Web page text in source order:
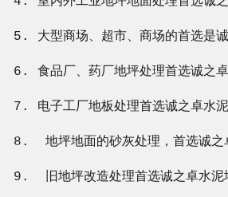
5. 大型商场、超市、商场的首选是
6. 食品厂、药厂地坪处理首选诚之卓
7. 电子工厂地板处理首选诚之卓水
8. 地坪地面的砂灰处理，首选诚之
9. 旧地坪改造处理首选诚之卓水泥